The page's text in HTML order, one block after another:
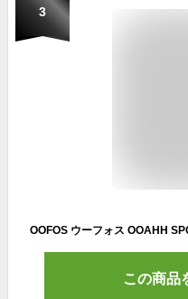
3
この商品